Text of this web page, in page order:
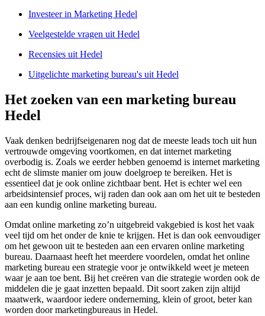
Investeer in Marketing Hedel
Veelgestelde vragen uit Hedel
Recensies uit Hedel
Uitgelichte marketing bureau's uit Hedel
Het zoeken van een marketing bureau
Hedel
Vaak denken bedrijfseigenaren nog dat de meeste leads toch uit hun
vertrouwde omgeving voortkomen, en dat internet marketing
overbodig is. Zoals we eerder hebben genoemd is internet marketing
echt de slimste manier om jouw doelgroep te bereiken. Het is
essentieel dat je ook online zichtbaar bent. Het is echter wel een
arbeidsintensief proces, wij raden dan ook aan om het uit te besteden
aan een kundig online marketing bureau.
Omdat online marketing zo’n uitgebreid vakgebied is kost het vaak
veel tijd om het onder de knie te krijgen. Het is dan ook eenvoudiger
om het gewoon uit te besteden aan een ervaren online marketing
bureau. Daarnaast heeft het meerdere voordelen, omdat het online
marketing bureau een strategie voor je ontwikkeld weet je meteen
waar je aan toe bent. Bij het creëren van die strategie worden ook de
middelen die je gaat inzetten bepaald. Dit soort zaken zijn altijd
maatwerk, waardoor iedere onderneming, klein of groot, beter kan
worden door marketingbureaus in Hedel.